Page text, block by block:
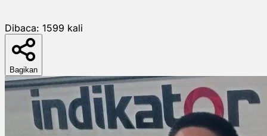
Dibaca: 1599 kali
Bagikan